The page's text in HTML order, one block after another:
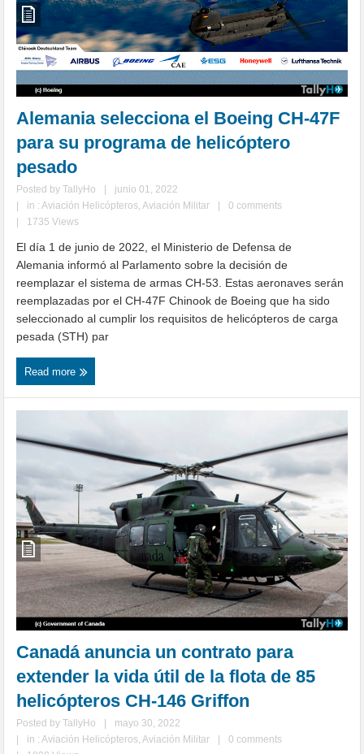
Alemania selecciona el Boeing CH-47F
para su programa de helicóptero
pesado
Posted byTallyHo |
junio 01, 2022
|
in :Aviación Helicópteros ,Aviación Militar |
0 comments
|
1735 Views
El día 1 de junio de 2022, el Ministerio de Defensa de
Alemania informó al Parlamento sobre la decisión de
reemplazar el sistema de armas CH-53. Estas aeronaves serán
reemplazadas por el CH-47F Chinook de Boeing que ha sido
seleccionado al cumplir los requisitos de helicópteros de carga
pesada (STH) par
Read more
Canadá anuncia un contrato para
extender la vida útil de la flota de 85
helicópteros CH-146 Griffon
Posted byTallyHo
mayo 30, 2022
in :Aviación Helicópteros,Aviación Militar
0 comments